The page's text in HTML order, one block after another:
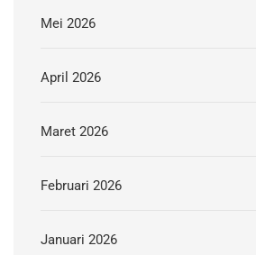
Mei 2026
April 2026
Maret 2026
Februari 2026
Januari 2026